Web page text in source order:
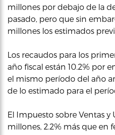
millones por debajo de la
pasado, pero que sin
millones los estimados
Los recaudos para los
año fiscal están 10.2% por
el mismo período del año
de lo estimado para el
El Impuesto sobre Ventas y
millones, 2.2% más que en